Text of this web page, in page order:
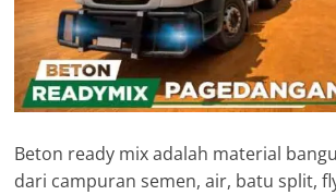
Beton ready mix adalah material
dari campuran semen, air, batu split,